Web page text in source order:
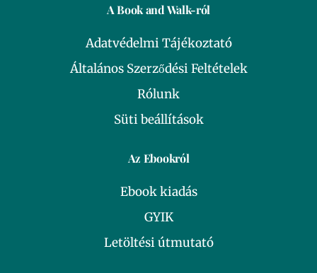
A Book and Walk-ról
Adatvédelmi Tájékoztató
Általános Szerződési Feltételek
Rólunk
Süti beállítások
Az Ebookról
Ebook kiadás
GYIK
Letöltési útmutató